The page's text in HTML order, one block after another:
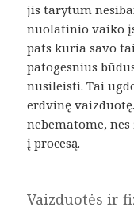
jis tarytum
nuolatinio vaiko
pats kuria savo
patogesnius
nusileisti. Tai
erdvinę
nebematome,
į procesą.
Vaizduotės ir